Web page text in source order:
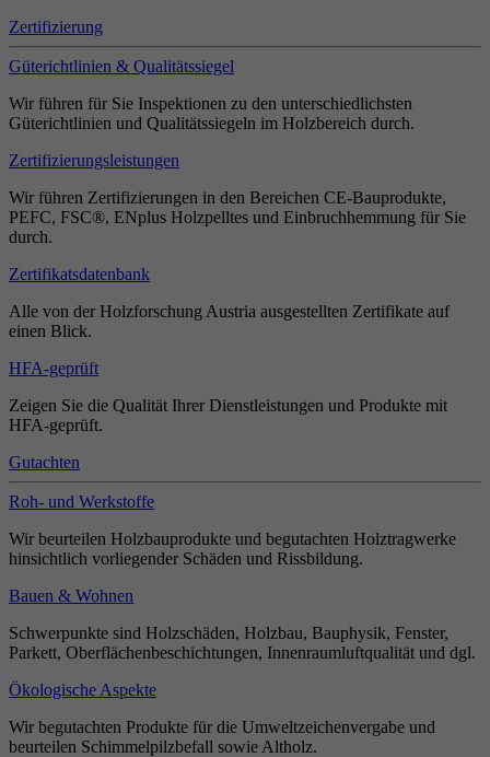
Zertifizierung
Güterichtlinien & Qualitätssiegel
Wir führen für Sie Inspektionen zu den unterschiedlichsten
Güterichtlinien und Qualitätssiegeln im Holzbereich durch.
Zertifizierungsleistungen
Wir führen Zertifizierungen in den Bereichen CE-Bauprodukte,
PEFC, FSC®, ENplus Holzpelltes und Einbruchhemmung für Sie
durch.
Zertifikatsdatenbank
Alle von der Holzforschung Austria ausgestellten Zertifikate auf
einen Blick.
HFA-geprüft
Zeigen Sie die Qualität Ihrer Dienstleistungen und Produkte mit
HFA-geprüft.
Gutachten
Roh- und Werkstoffe
Wir beurteilen Holzbauprodukte und begutachten Holztragwerke
hinsichtlich vorliegender Schäden und Rissbildung.
Bauen & Wohnen
Schwerpunkte sind Holzschäden, Holzbau, Bauphysik, Fenster,
Parkett, Oberflächenbeschichtungen, Innenraumluftqualität und dgl.
Ökologische Aspekte
Wir begutachten Produkte für die Umweltzeichenvergabe und
beurteilen Schimmelpilzbefall sowie Altholz.